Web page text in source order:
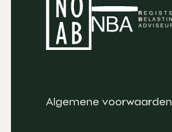
Algemene voorwaarden